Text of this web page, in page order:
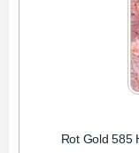
Rot Gold 585